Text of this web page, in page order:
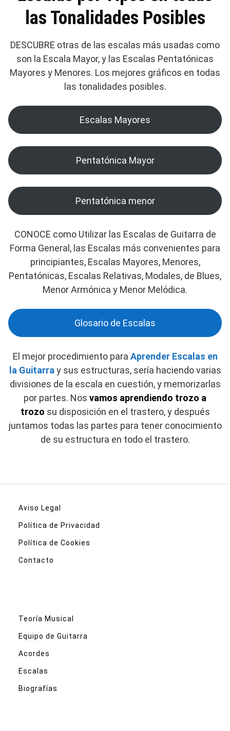
las Tonalidades Posibles
DESCUBRE otras de las escalas más usadas como
son la Escala Mayor, y las Escalas Pentatónicas
Mayores y Menores. Los mejores gráficos en todas
las tonalidades posibles.
Escalas Mayores
Pentatónica Mayor
Pentatónica menor
CONOCE como Utilizar las Escalas de Guitarra de
Forma General, las Escalas más convenientes para
principiantes, Escalas Mayores, Menores,
Pentatónicas, Escalas Relativas, Modales, de Blues,
Menor Armónica y Menor Melódica.
Glosario de Escalas
El mejor procedimiento para Aprender Escalas en
la Guitarra y sus estructuras, sería haciendo varias
divisiones de la escala en cuestión, y memorizarlas
por partes. Nos vamos aprendiendo trozo a
trozo su disposición en el trastero, y después
juntamos todas las partes para tener conocimiento
de su estructura en todo el trastero.
Aviso Legal
Política de Privacidad
Política de Cookies
Contacto
Teoría Musical
Equipo de Guitarra
Acordes
Escalas
Biografías